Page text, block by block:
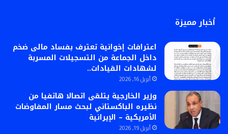
أخبار مميزة
اعترافات إخوانية تعترف بفساد مالى ضخم
داخل الجماعة من التسجيلات المسربة
لشهادات القيادات..
أبريل 16, 2026
وزير الخارجية يتلقى اتصالا هاتفيا من
نظيره الباكستاني لبحث مسار المفاوضات
الأمريكية – الإيرانية
أبريل 19, 2026